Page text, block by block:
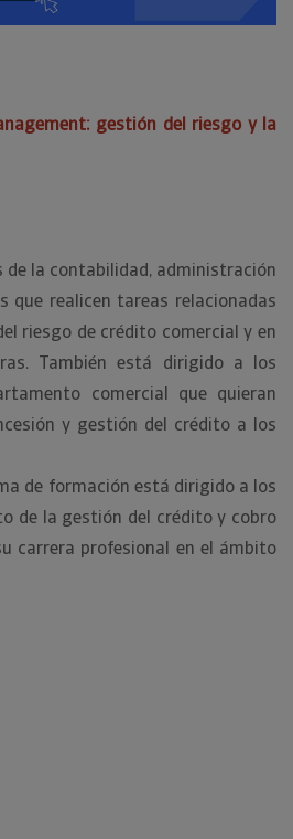
gestión del riesgo y la
de la contabilidad, administración
que realicen tareas relacionadas
riesgo de crédito comercial y en
También está dirigido a los
comercial que quieran
y gestión del crédito a los
de formación está dirigido a los
de la gestión del crédito y cobro
carrera profesional en el ámbito